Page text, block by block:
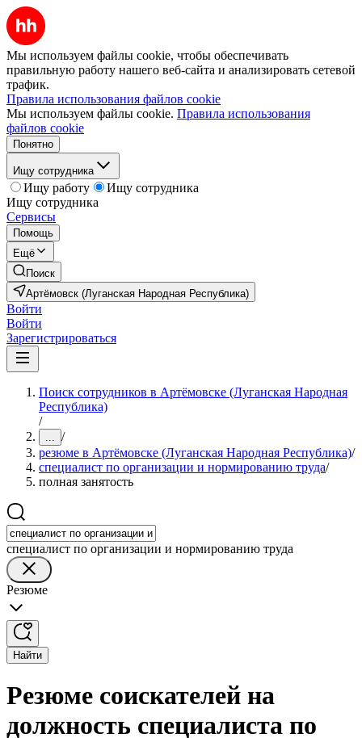
Мы используем файлы cookie, чтобы обеспечивать
правильную работу нашего веб-сайта и анализировать сетевой
трафик.
Правила использования файлов cookie
Мы используем файлы cookie. Правила использования
файлов cookie
Понятно
Ищу сотрудника
Ищу работу
Ищу сотрудника
Ищу сотрудника
Сервисы
Помощь
Ещё
Поиск
Артёмовск (Луганская Народная Республика)
Войти
Войти
Зарегистрироваться
Поиск сотрудников в Артёмовске (Луганская Народная
Республика)
/
... /
резюме в Артёмовске (Луганская Народная Республика)/
специалист по организации и нормированию труда/
полная занятость
специалист по организации и нормированию труда
Резюме
Найти
Резюме соискателей на
должность специалиста по